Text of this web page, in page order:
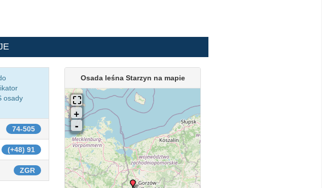
osady
74-505
(+48) 91
ZGR
Osada leśna Starzyn na mapie